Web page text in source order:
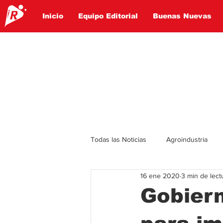
Inicio Equipo Editorial Buenas Nuevas
Todas las Noticias Agroindustria
Politica
Educación Turismo
16 ene 2020 3 min de